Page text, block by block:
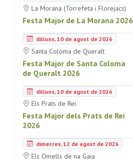
La Morana (Torrefeta i Florejacs)
Festa Major de La Morana 2026
dilluns, 10 de agost de 2026
Santa Coloma de Queralt
Festa Major de Santa Coloma
de Queralt 2026
dilluns, 10 de agost de 2026
Els Prats de Rei
Festa Major dels Prats de Rei
2026
dimecres, 12 de agost de 2026
Els Omells de na Gaia